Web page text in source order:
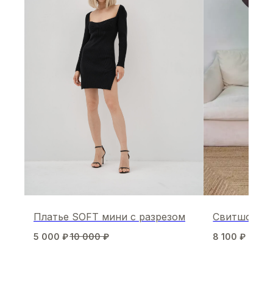
Платье SOFT мини с разрезом
5 000 ₽10 000 ₽
Свитшот
8 100 ₽